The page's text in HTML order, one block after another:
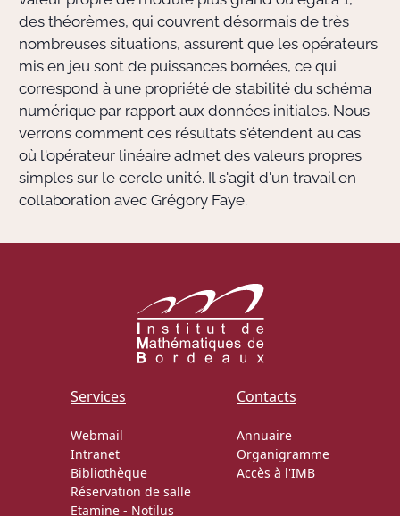
des théorèmes, qui couvrent désormais de très
nombreuses situations, assurent que les opérateurs
mis en jeu sont de puissances bornées, ce qui
correspond à une propriété de stabilité du schéma
numérique par rapport aux données initiales. Nous
verrons comment ces résultats s'étendent au cas
où l'opérateur linéaire admet des valeurs propres
simples sur le cercle unité. Il s'agit d'un travail en
collaboration avec Grégory Faye.
Services
Webmail
Intranet
Bibliothèque
Réservation de salle
Etamine - Notilus
Contacts
Annuaire
Organigramme
Accès à l'IMB